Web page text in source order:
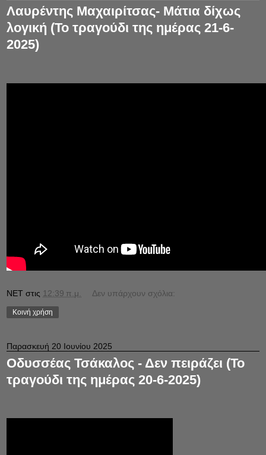
Λαυρέντης Μαχαιρίτσας- Μάτια δίχως
λογική (Το τραγούδι της ημέρας 21-6-
2025)
NET στις 12:39 π.μ. Δεν υπάρχουν σχόλια:
Κοινή χρήση
Παρασκευή 20 Ιουνίου 2025
Οδυσσέας Τσάκαλος - Δεν πειράζει (Το
τραγούδι της ημέρας 20-6-2025)